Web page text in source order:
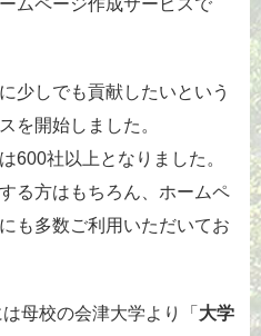
少しでも貢献したいという
を開始しました。
600社以上となりました。
る方はもちろん、ホームペ
も多数ご利用いただいてお
母校の会津大学より「 大学